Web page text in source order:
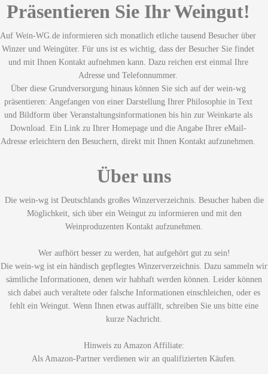
Präsentieren Sie Ihr Weingut!
Auf Wein-WG.de informieren sich monatlich etliche tausend Besucher über
Winzer und Weingüter. Für uns ist es wichtig, dass der Besucher Sie findet
und mit Ihnen Kontakt aufnehmen kann. Dazu reichen erst einmal Ihre
Adresse und Telefonnummer.
Über diese Grundversorgung hinaus können Sie sich auf der wein-wg
präsentieren: Angefangen von einer Darstellung Ihrer Philosophie in Text
und Bildform über Veranstaltungsinformationen bis hin zur Weinkarte als
Download. Ein Link zu Ihrer Homepage und die Angabe Ihrer eMail-
Adresse erleichtern den Besuchern, direkt mit Ihnen Kontakt aufzunehmen.
Über uns
Die wein-wg ist Deutschlands großes Winzerverzeichnis. Besucher haben die
Möglichkeit, sich über ein Weingut zu informieren und mit den
Weinproduzenten Kontakt aufzunehmen.
Wer aufhört besser zu werden, hat aufgehört gut zu sein!
Die wein-wg ist ein händisch gepflegtes Winzerverzeichnis. Dazu sammeln wir
sämtliche Informationen, denen wir habhaft werden können. Leider können
sich dabei auch veraltete oder falsche Informationen einschleichen, oder es
fehlt ein Weingut. Wenn Ihnen etwas auffällt, schreiben Sie uns bitte eine
kurze Nachricht.
Hinweis zu Amazon Affiliate:
Als Amazon-Partner verdienen wir an qualifizierten Käufen.